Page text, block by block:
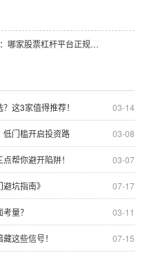
哪家股票杠杆平台正规可靠？新手必看的避坑指南
03-14
这3家值得推荐！
03-08
低门槛开启投资路
03-07
帮你避开陷阱！
07-17
坑指南》
03-11
量？
07-15
这些信号！